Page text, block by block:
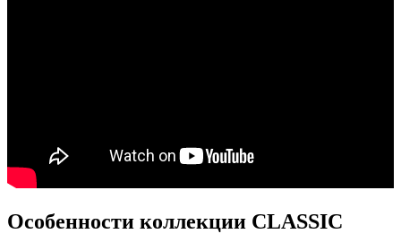
Особенности коллекции CLASSIC